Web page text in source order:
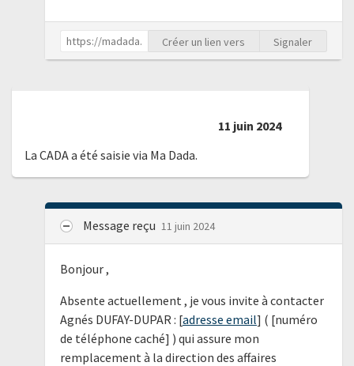
Créer un lien vers Signaler
11 juin 2024
La CADA a été saisie via Ma Dada.
Message reçu 11 juin 2024
Bonjour ,
Absente actuellement , je vous invite à contacter
Agnés DUFAY-DUPAR : [adresse email] ( [numéro
de téléphone caché] ) qui assure mon
remplacement à la direction des affaires